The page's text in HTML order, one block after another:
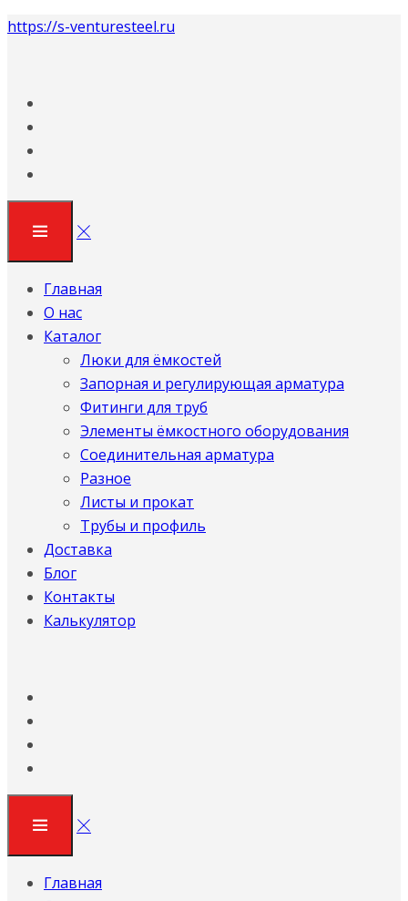
https://s-venturesteel.ru
Главная
О нас
Каталог
Люки для ёмкостей
Запорная и регулирующая арматура
Фитинги для труб
Элементы ёмкостного оборудования
Соединительная арматура
Разное
Листы и прокат
Трубы и профиль
Доставка
Блог
Контакты
Калькулятор
Главная